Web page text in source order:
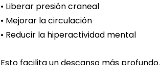
• Liberar presión craneal
• Mejorar la circulación
• Reducir la hiperactividad mental